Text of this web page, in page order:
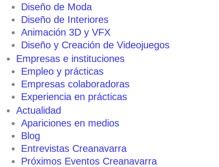
Diseño de Moda
Diseño de Interiores
Animación 3D y VFX
Diseño y Creación de Videojuegos
Empresas e instituciones
Empleo y prácticas
Empresas colaboradoras
Experiencia en prácticas
Actualidad
Apariciones en medios
Blog
Entrevistas Creanavarra
Próximos Eventos Creanavarra